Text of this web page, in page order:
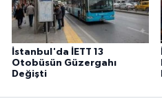
İstanbul'da İETT 13
Otobüsün Güzergahı
Değişti